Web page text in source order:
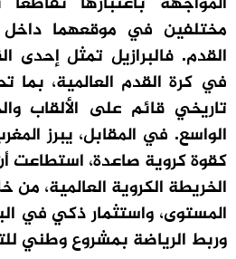
مختلفين في موقعهما داخل
القدم. فالبرازيل تمثل إحدى
في كرة القدم العالمية، بما
تاريخي قائم على الألقاب
الواسع. في المقابل، يبرز
كقوة كروية صاعدة، استطاعت
الخريطة الكروية العالمية،
المستوى، واستثمار ذكي في
وربط الرياضة بمشروع وطني